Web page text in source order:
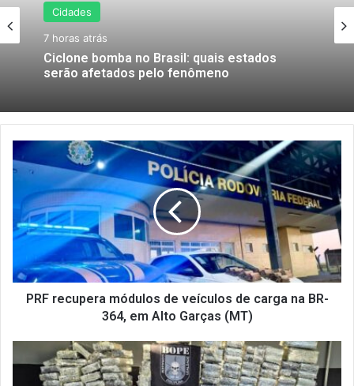
Cidades
7 horas atrás
Ciclone bomba no Brasil: quais estados
serão afetados pelo fenômeno
PRF recupera módulos de veículos de carga na BR-
364, em Alto Garças (MT)